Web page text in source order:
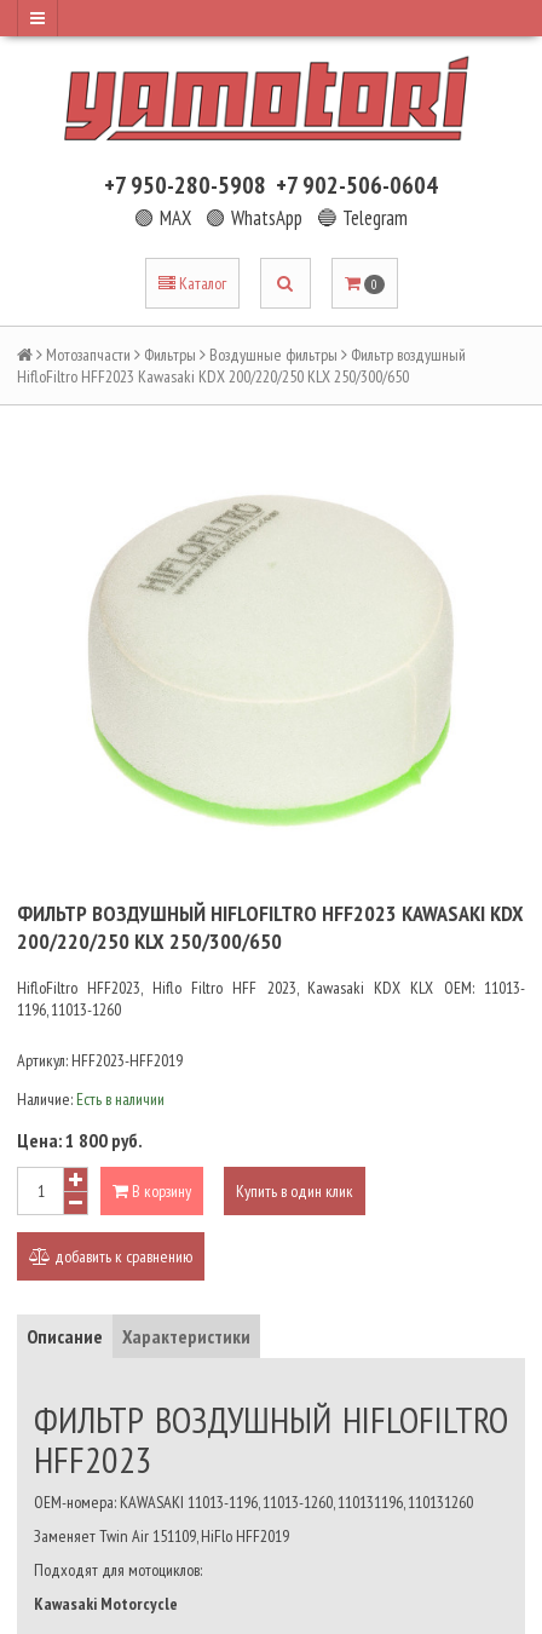
+7 950-280-5908 +7 902-506-0604
🟢 MAX 🟢 WhatsApp 🔵 Telegram
Каталог 0
Мотозапчасти Фильтры Воздушные фильтры
Фильтр воздушный
HifloFiltro HFF2023 Kawasaki KDX 200/220/250 KLX 250/300/650
ФИЛЬТР ВОЗДУШНЫЙ HIFLOFILTRO HFF2023 KAWASAKI KDX
200/220/250 KLX 250/300/650
HifloFiltro HFF2023, Hiflo Filtro HFF 2023, Kawasaki KDX KLX OEM: 11013-
1196, 11013-1260
Артикул: HFF2023-HFF2019
Наличие: Есть в наличии
Цена:1 800 руб.
В корзину Купить в один клик
добавить к сравнению
Описание Характеристики
ФИЛЬТР ВОЗДУШНЫЙ HIFLOFILTRO
HFF2023
OEM-номера: KAWASAKI 11013-1196, 11013-1260,110131196, 110131260
Заменяет Twin Air 151109, HiFlo HFF2019
Подходят для мотоциклов:
Kawasaki Motorcycle